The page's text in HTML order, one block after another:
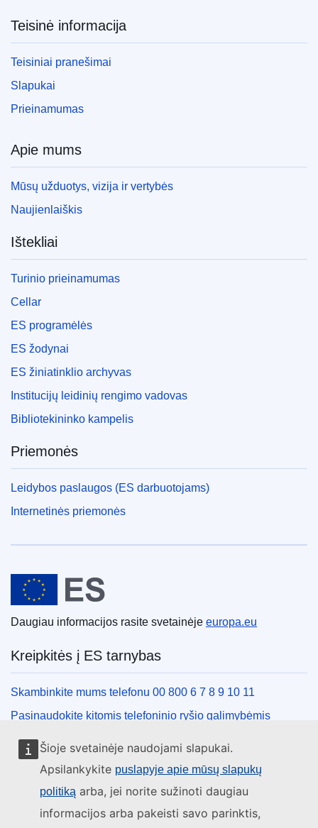
Šioje svetainėje naudojami slapukai.
Apsilankykite puslapyje apie mūsų slapukų
politiką arba, jei norite sužinoti daugiau
informacijos arba pakeisti savo parinktis,
Teisinė informacija
Teisiniai pranešimai
Slapukai
Prieinamumas
Apie mums
Mūsų užduotys, vizija ir vertybės
Naujienlaiškis
Ištekliai
Turinio prieinamumas
Cellar
ES programėlės
ES žodynai
ES žiniatinklio archyvas
Institucijų leidinių rengimo vadovas
Bibliotekininko kampelis
Priemonės
Leidybos paslaugos (ES darbuotojams)
Internetinės priemonės
Europos Sąjunga
Daugiau informacijos rasite svetainėje europa.eu
Kreipkitės į ES tarnybas
Skambinkite mums telefonu 00 800 6 7 8 9 10 11
Pasinaudokite kitomis telefoninio ryšio galimybėmis
Rašykite mums naudodamiesi kontaktine forma
Susitikime viename iš ES biurų
Socialiniai tinklai